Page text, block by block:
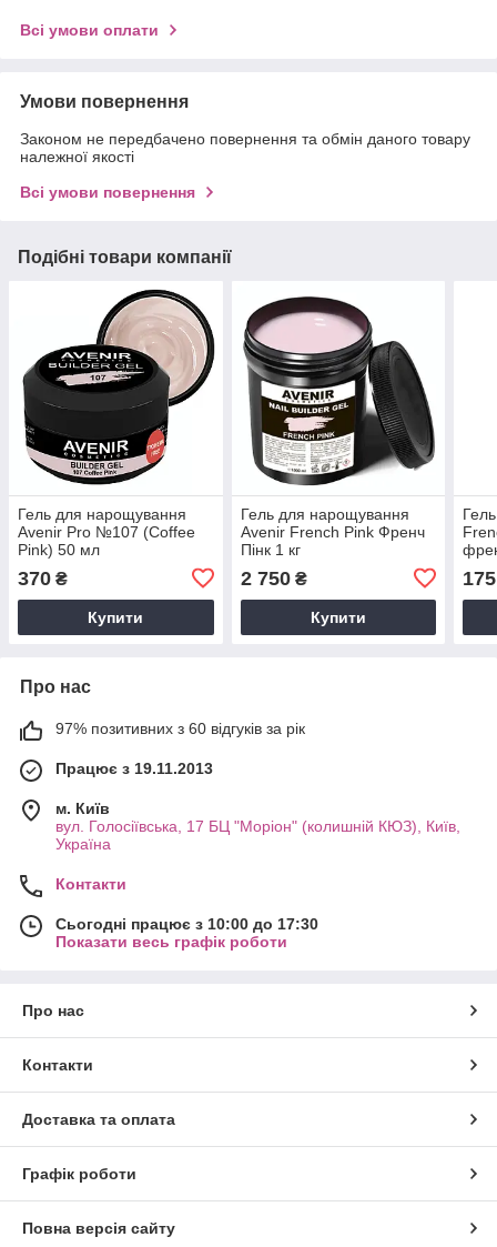
Всі умови оплати
Умови повернення
Законом не передбачено повернення та обмін даного товару
належної якості
Всі умови повернення
Подібні товари компанії
Гель для нарощування
Avenir Pro №107 (Coffee
Pink) 50 мл
370 ₴
Купити
Гель для нарощування
Avenir French Pink Френч
Пінк 1 кг
2 750₴
Купити
175
Про нас
97% позитивних з 60 відгуків за рік
Працює з 19.11.2013
м. Київ
вул. Голосіївська, 17 БЦ "Моріон" (колишній КЮЗ), Київ,
Україна
Контакти
Сьогодні працює з 10:00 до 17:30
Показати весь графік роботи
Про нас
Контакти
Доставка та оплата
Графік роботи
Повна версія сайту